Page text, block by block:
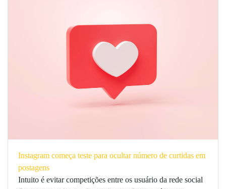
Instagram começa teste para ocultar número de curtidas em
postagens
Intuito é evitar competições entre os usuário da rede social